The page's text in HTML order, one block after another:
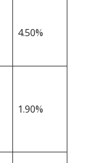
4.50%
1.90%